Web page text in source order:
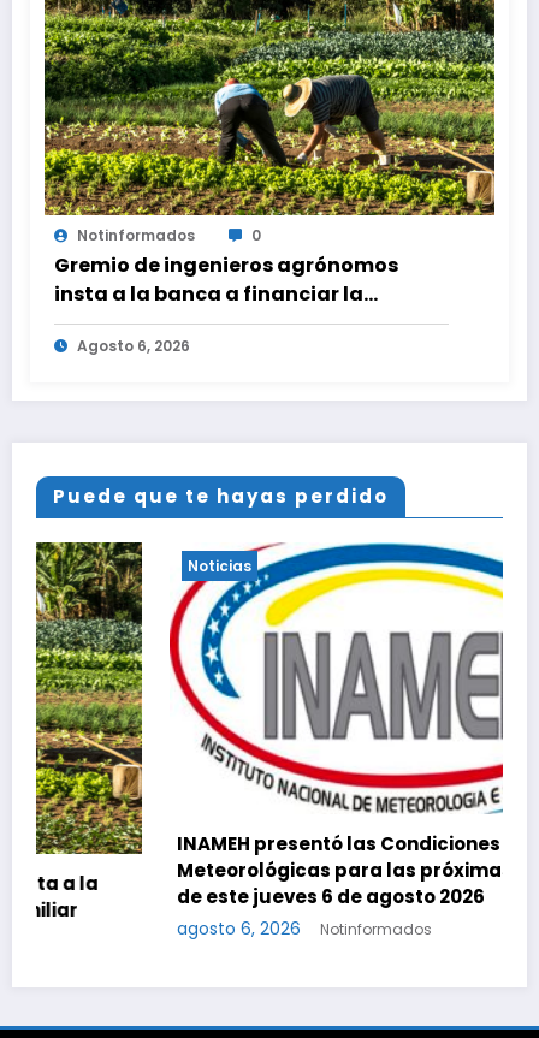
Notinformados 0
Gremio de ingenieros agrónomos
insta a la banca a financiar la
agricultura familiar
Agosto 6, 2026
Puede que te hayas perdido
Noticias
INAMEH presentó las Condiciones
Meteorológicas para las próximas 24 horas,
de este jueves 6 de agosto 2026
Notinformados